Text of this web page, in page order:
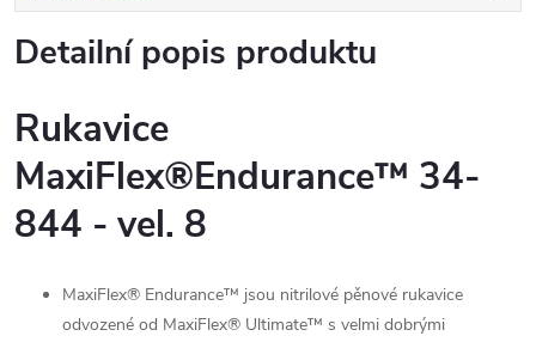
Detailní popis produktu
Rukavice
MaxiFlex®Endurance™ 34-
844 - vel. 8
MaxiFlex® Endurance™ jsou nitrilové pěnové rukavice
odvozené od MaxiFlex® Ultimate™ s velmi dobrými